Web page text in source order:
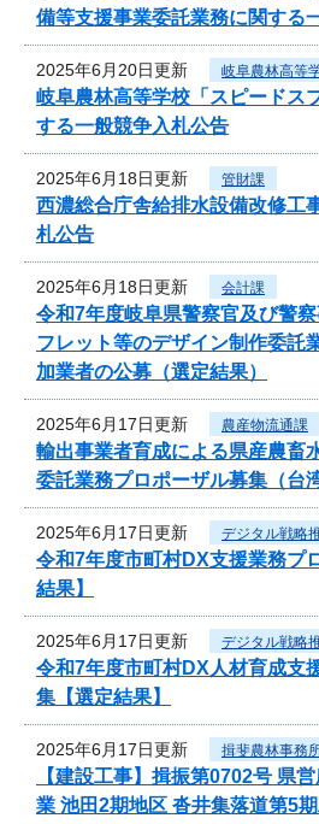
備等支援事業委託業務に関する
2025年6月20日更新 岐阜農林高等
岐阜農林高等学校「スピードス
する一般競争入札公告
2025年6月18日更新 管財課
西濃総合庁舎給排水設備改修工
札公告
2025年6月18日更新 会計課
令和7年度岐阜県警察官及び警
フレット等のデザイン制作委託
加業者の公募（選定結果）
2025年6月17日更新 農産物流通課
輸出事業者育成による県産農畜
委託業務プロポーザル募集（台
2025年6月17日更新 デジタル戦略
令和7年度市町村DX支援業務プ
結果】
2025年6月17日更新 デジタル戦略
令和7年度市町村DX人材育成支
集【選定結果】
2025年6月17日更新 揖斐農林事務
【建設工事】揖振第0702号 県
業 池田2期地区 沓井集落道第5